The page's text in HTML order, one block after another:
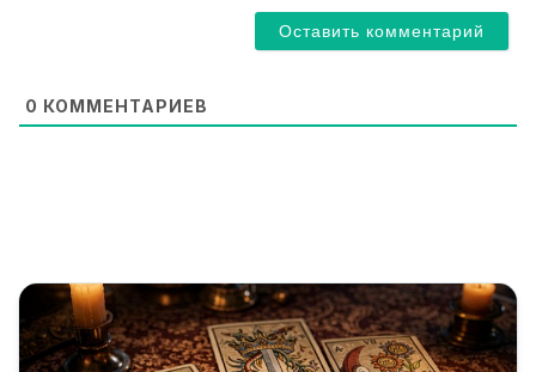
0 КОММЕНТАРИЕВ